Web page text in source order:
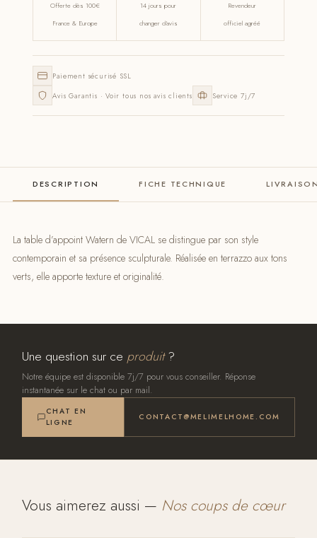
Offerte dès 100€
France & Europe
14 jours pour
changer d'avis
Revendeur
officiel agréé
Paiement sécurisé SSL
Avis Garantis · Voir tous nos avis clients
Service 7j/7
DESCRIPTION FICHE TECHNIQUE
La table d’appoint Watern de VICAL se distingue par son style
contemporain et sa présence sculpturale. Réalisée en terrazzo aux tons
verts, elle apporte texture et originalité.
Une question sur ce produit?
Notre équipe est disponible 7j/7 pour vous conseiller. Réponse
instantanée sur le chat ou par mail.
CHAT EN
LIGNE
CONTACT@MELIMELHOME.COM
Vous aimerez aussi — Nos coups de cœur